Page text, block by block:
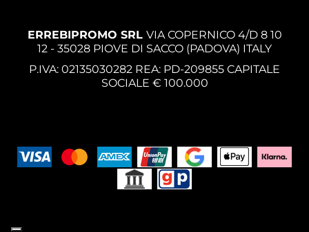
ERREBIPROMO SRL VIA COPERNICO 4/D 8 10
12 - 35028 PIOVE DI SACCO (PADOVA) ITALY
P.IVA: 02135030282 REA: PD-209855 CAPITALE
SOCIALE € 100.000